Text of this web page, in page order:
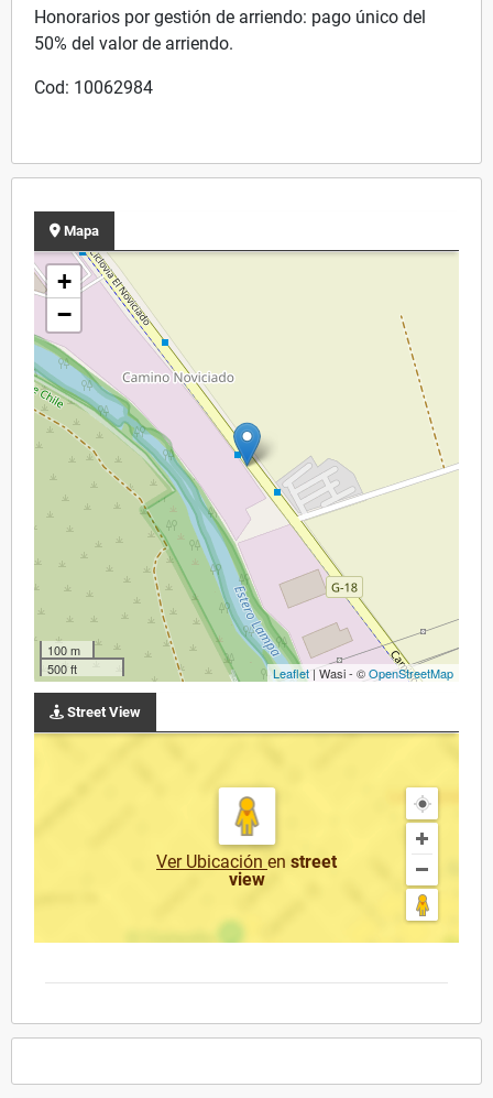
Honorarios por gestión de arriendo: pago único del
50% del valor de arriendo.
Cod: 10062984
Mapa
+
−
100 m
500 ft
Leaflet | Wasi - ©OpenStreetMap
Street View
Ver Ubicación en street
view